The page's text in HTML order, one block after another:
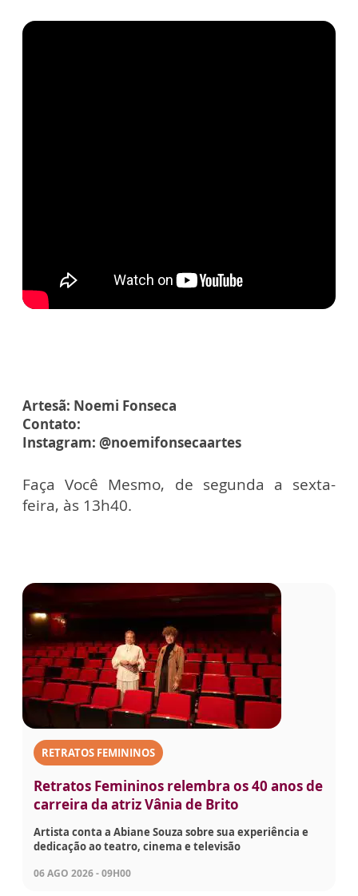
Artesã: Noemi Fonseca
Contato:
Instagram: @noemifonsecaartes
Faça Você Mesmo, de segunda a sexta-
feira, às 13h40.
RETRATOS FEMININOS
Retratos Femininos relembra os 40 anos de
carreira da atriz Vânia de Brito
Artista conta a Abiane Souza sobre sua experiência e
dedicação ao teatro, cinema e televisão
06 AGO 2026 - 09H00